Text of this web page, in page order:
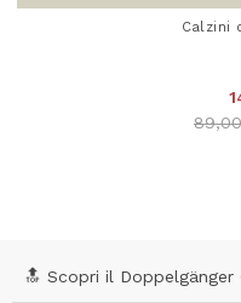
Calzini
Price
🔝 Scopri il Doppelgänger